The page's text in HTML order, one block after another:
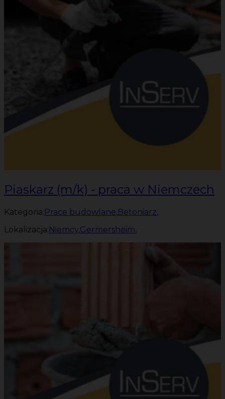
Piaskarz (m/k) - praca w Niemczech
Kategoria: Prace budowlane,Betoniarz,
Lokalizacja: Niemcy,Germersheim,